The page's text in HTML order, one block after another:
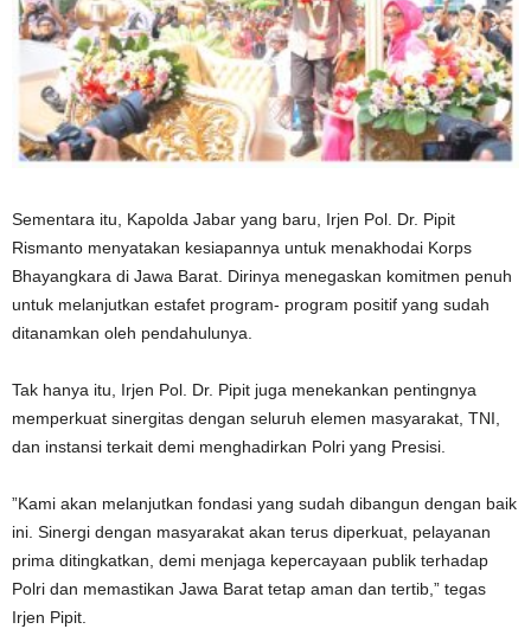
​Sementara itu, Kapolda Jabar yang baru, Irjen Pol. Dr. Pipit
Rismanto menyatakan kesiapannya untuk menakhodai Korps
Bhayangkara di Jawa Barat. Dirinya menegaskan komitmen penuh
untuk melanjutkan estafet program- program positif yang sudah
ditanamkan oleh pendahulunya.
​Tak hanya itu, Irjen Pol. Dr. Pipit juga menekankan pentingnya
memperkuat sinergitas dengan seluruh elemen masyarakat, TNI,
dan instansi terkait demi menghadirkan Polri yang Presisi.
​”Kami akan melanjutkan fondasi yang sudah dibangun dengan baik
ini. Sinergi dengan masyarakat akan terus diperkuat, pelayanan
prima ditingkatkan, demi menjaga kepercayaan publik terhadap
Polri dan memastikan Jawa Barat tetap aman dan tertib,” tegas
Irjen Pipit.